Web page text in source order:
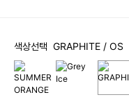
색상선택 GRAPHITE / OS